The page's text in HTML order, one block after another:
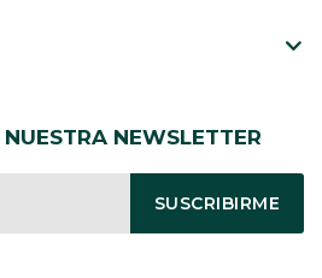
NEWSLETTER
SUSCRIBIRME